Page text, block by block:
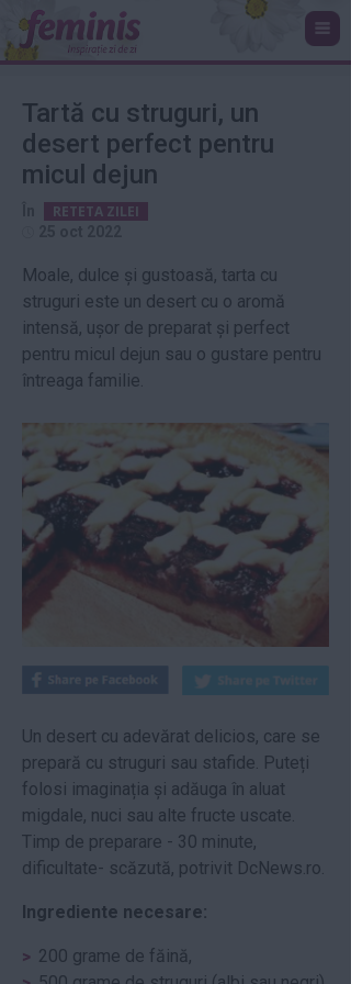
Tartă cu struguri, un
desert perfect pentru
micul dejun
RETETA ZILEI
Moale, dulce și gustoasă, tarta cu
struguri este un desert cu o aromă
intensă, ușor de preparat și perfect
pentru micul dejun sau o gustare pentru
întreaga familie.
Un desert cu adevărat delicios, care se
prepară cu struguri sau stafide. Puteți
folosi imaginația și adăuga în aluat
migdale, nuci sau alte fructe uscate.
Timp de preparare - 30 minute,
dificultate- scăzută, potrivit DcNews.ro.
Ingrediente necesare:
200 grame de făină,